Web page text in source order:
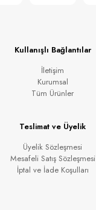
Kullanışlı Bağlantılar
İletişim
Kurumsal
Tüm Ürünler
Teslimat ve Üyelik
Üyelik Sözleşmesi
Mesafeli Satış Sözleşmesi
İptal ve İade Koşulları